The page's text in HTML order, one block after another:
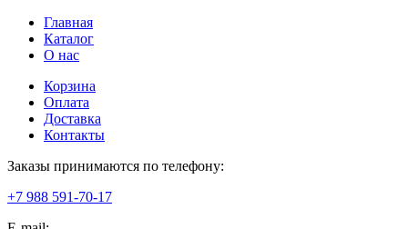
Главная
Каталог
О нас
Корзина
Оплата
Доставка
Контакты
Заказы принимаются по телефону:
+7 988 591-70-17